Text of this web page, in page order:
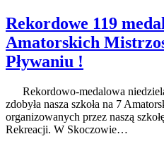
Rekordowe 119
Amatorskich
Pływaniu !
Rekordowo-medalowa
zdobyła nasza szkoła na 7
organizowanych przez naszą
Rekreacji. W Skoczowie…